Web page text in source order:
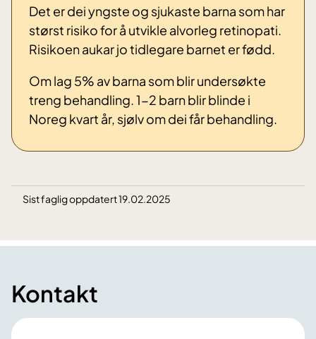
Det er dei yngste og sjukaste barna som har
størst risiko for å utvikle alvorleg retinopati.
Risikoen aukar jo tidlegare barnet er fødd.
Om lag 5% av barna som blir undersøkte
treng behandling. 1-2 barn blir blinde i
Noreg kvart år, sjølv om dei får behandling.
Sist faglig oppdatert 19.02.2025
Kontakt